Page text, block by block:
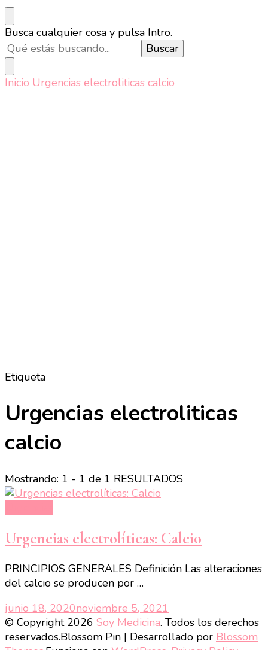
¿Buscas
algo?
Busca cualquier cosa y pulsa Intro.
Inicio Urgencias electroliticas calcio
Etiqueta
Urgencias electroliticas
calcio
Mostrando: 1 - 1 de 1 RESULTADOS
Urgencias electrolíticas: Calcio
PRINCIPIOS GENERALES Definición Las alteraciones
del calcio se producen por …
junio 18, 2020noviembre 5, 2021
© Copyright 2026 Soy Medicina. Todos los derechos
reservados.Blossom Pin | Desarrollado por Blossom